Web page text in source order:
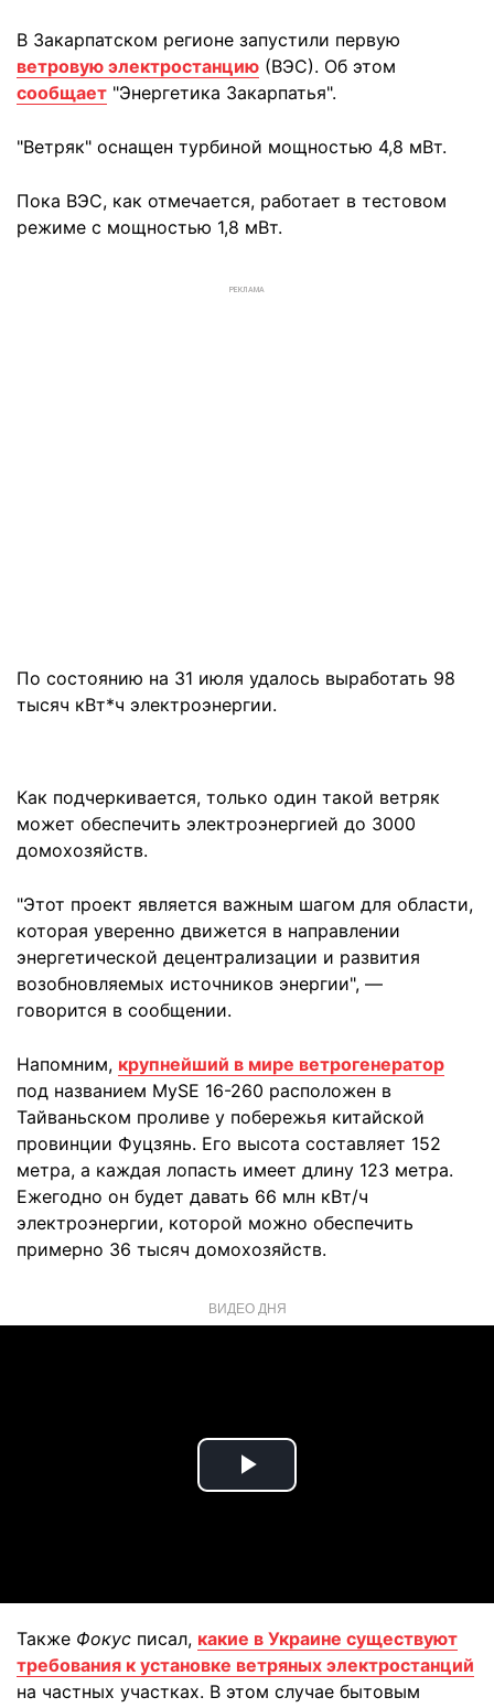
В Закарпатском регионе запустили первую
ветровую электростанцию (ВЭС). Об этом
сообщает "Энергетика Закарпатья".
"Ветряк" оснащен турбиной мощностью 4,8 мВт.
Пока ВЭС, как отмечается, работает в тестовом
режиме с мощностью 1,8 мВт.
РЕКЛАМА
По состоянию на 31 июля удалось выработать 98
тысяч кВт*ч электроэнергии.
Как подчеркивается, только один такой ветряк
может обеспечить электроэнергией до 3000
домохозяйств.
"Этот проект является важным шагом для области,
которая уверенно движется в направлении
энергетической децентрализации и развития
возобновляемых источников энергии", —
говорится в сообщении.
Напомним, крупнейший в мире ветрогенератор
под названием MySE 16-260 расположен в
Тайваньском проливе у побережья китайской
провинции Фуцзянь. Его высота составляет 152
метра, а каждая лопасть имеет длину 123 метра.
Ежегодно он будет давать 66 млн кВт/ч
электроэнергии, которой можно обеспечить
примерно 36 тысяч домохозяйств.
ВИДЕО ДНЯ
Play
Также Фокус писал, какие в Украине существуют
требования к установке ветряных электростанций
на частных участках. В этом случае бытовым